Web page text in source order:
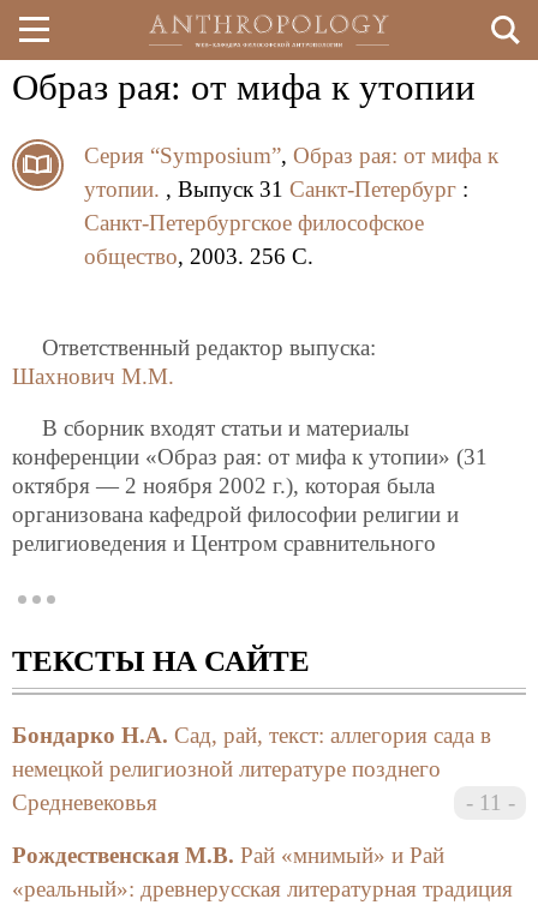
Перейти
основному
содержанию
Образ рая: от мифа к утопии
Серия “Symposium”, Образ рая: от мифа к
утопии. , Выпуск 31 Санкт-Петербург :
Санкт-Петербургское философское
общество, 2003. 256 C.
Ответственный редактор выпуска:
Шахнович М.М.
В сборник входят статьи и материалы
конференции «Образ рая: от мифа к утопии» (31
октября — 2 ноября 2002 г.), которая была
организована кафедрой философии религии и
религиоведения и Центром сравнительного
историей культуры и философией.
Если в архаических и древних мифологиях
утверждалось существование священного места в
от несовершенств обыденного мира, то в более
поздних религиозных системах освобождение от
ТЕКСТЫ НА САЙТЕ
Бондарко Н.А. Сад, рай, текст: аллегория сада в
немецкой религиозной литературе позднего
Средневековья
11
Рождественская М.В. Рай «мнимый» и Рай
«реальный»: древнерусская литературная традиция